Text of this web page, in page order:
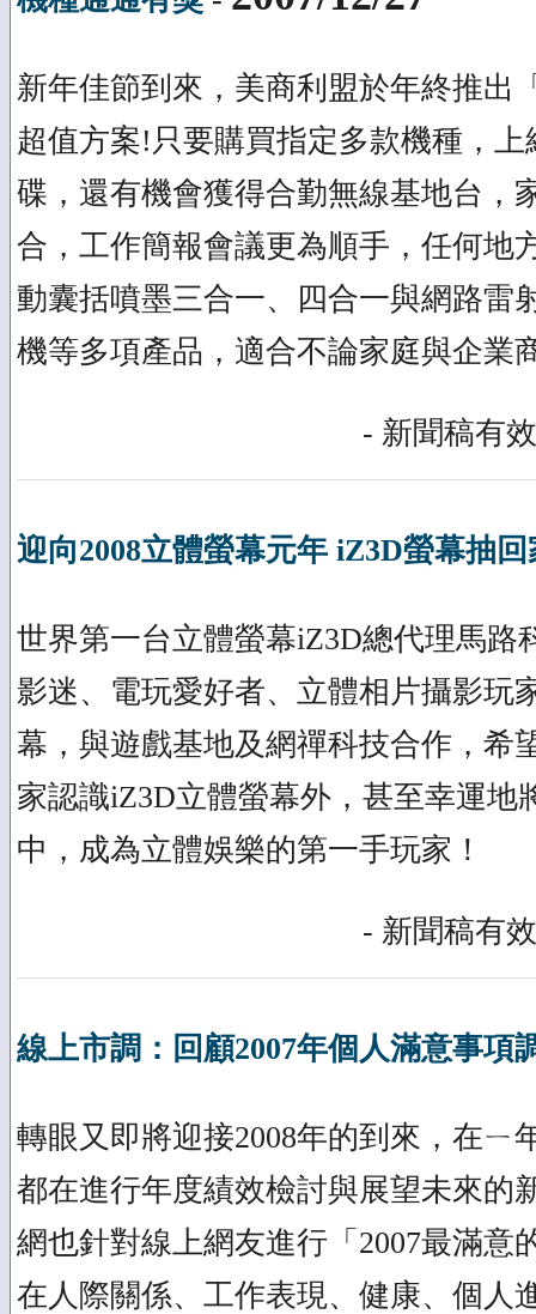
新年佳節到來，美商利盟於年終推出
超值方案!只要購買指定多款機種，上
碟，還有機會獲得合勤無線基地台，
合，工作簡報會議更為順手，任何地
動囊括噴墨三合一、四合一與網路雷
機等多項產品，適合不論家庭與企業
- 新聞稿有
迎向2008立體螢幕元年 iZ3D螢幕抽回
世界第一台立體螢幕iZ3D總代理馬路
影迷、電玩愛好者、立體相片攝影玩
幕，與遊戲基地及網禪科技合作，希
家認識iZ3D立體螢幕外，甚至幸運地
中，成為立體娛樂的第一手玩家！
- 新聞稿有
線上市調：回顧2007年個人滿意事項
轉眼又即將迎接2008年的到來，在ㄧ
都在進行年度績效檢討與展望未來的
網也針對線上網友進行「2007最滿意
在人際關係、工作表現、健康、個人